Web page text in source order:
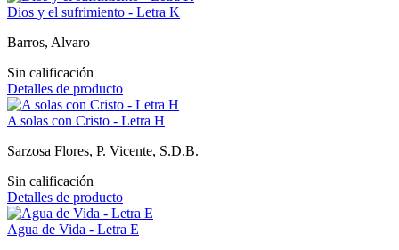
Dios y el sufrimiento - Letra K
Barros, Alvaro
Sin calificación
Detalles de producto
A solas con Cristo - Letra H
Sarzosa Flores, P. Vicente, S.D.B.
Sin calificación
Detalles de producto
Agua de Vida - Letra E